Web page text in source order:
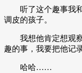
听了这个趣事我和
调皮的孩子。
我想他肯定想观察
趣的事，我要把他记
哈哈……